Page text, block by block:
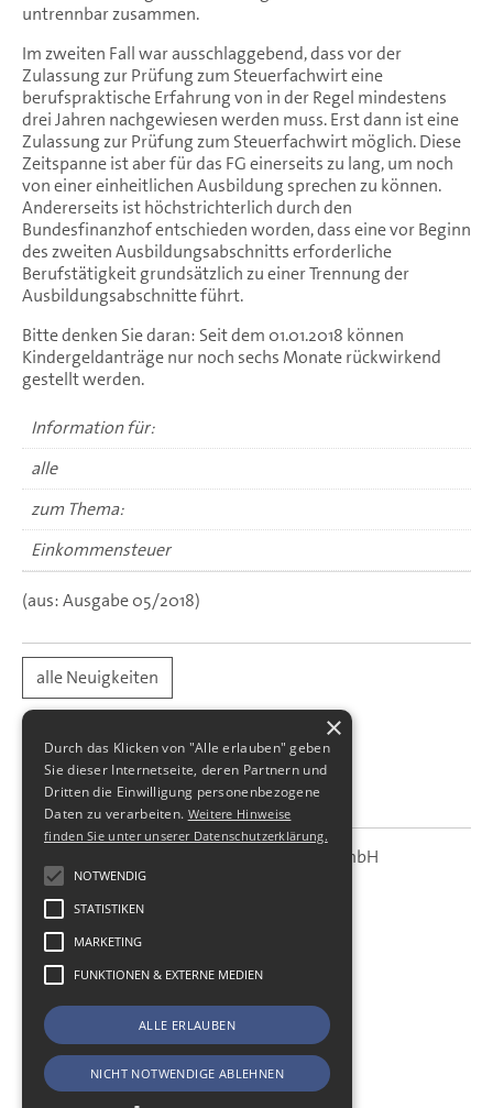
untrennbar zusammen.
Im zweiten Fall war ausschlaggebend, dass vor der
Zulassung zur Prüfung zum Steuerfachwirt eine
berufspraktische Erfahrung von in der Regel mindestens
drei Jahren nachgewiesen werden muss. Erst dann ist eine
Zulassung zur Prüfung zum Steuerfachwirt möglich. Diese
Zeitspanne ist aber für das FG einerseits zu lang, um noch
von einer einheitlichen Ausbildung sprechen zu können.
Andererseits ist höchstrichterlich durch den
Bundesfinanzhof entschieden worden, dass eine vor Beginn
des zweiten Ausbildungsabschnitts erforderliche
Berufstätigkeit grundsätzlich zu einer Trennung der
Ausbildungsabschnitte führt.
Bitte denken Sie daran: Seit dem 01.01.2018 können
Kindergeldanträge nur noch sechs Monate rückwirkend
gestellt werden.
Information für:
alle
zum Thema:
Einkommensteuer
(aus: Ausgabe 05/2018)
alle Neuigkeiten
SBS
SBS Richter, Trenner & Kollegen GmbH
Steuerberatungsgesellschaft
Hohe Straße 55
01187Dresden
Telefax:+49 (0) 351 - 87 32 699
E-Mail:kanzlei@sbsdresden.de
ESt-Helfer
Start
Impressum
×
Durch das Klicken von "Alle erlauben" geben
Sie dieser Internetseite, deren Partnern und
Dritten die Einwilligung personenbezogene
Daten zu verarbeiten. Weitere Hinweise
finden Sie unter unserer Datenschutzerklärung.
NOTWENDIG
STATISTIKEN
MARKETING
FUNKTIONEN & EXTERNE MEDIEN
ALLE ERLAUBEN
NICHT NOTWENDIGE ABLEHNEN